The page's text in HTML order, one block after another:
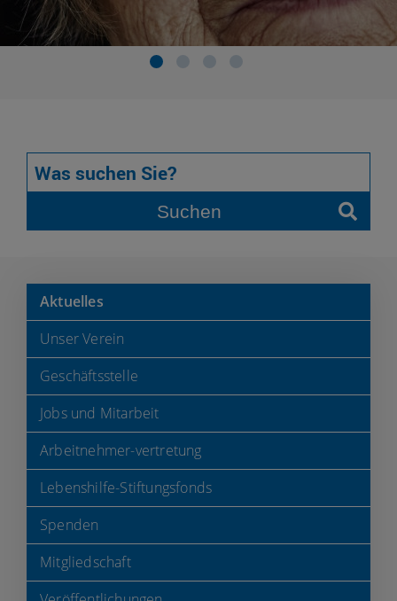
Suchen
Aktuelles
Unser Verein
Geschäftsstelle
Jobs und Mitarbeit
Arbeitnehmer-vertretung
Lebenshilfe-Stiftungsfonds
Spenden
Mitgliedschaft